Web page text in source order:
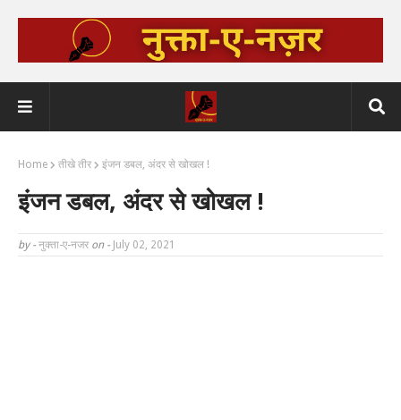
Home तीखे तीर इंजन डबल, अंदर से खोखल !
इंजन डबल, अंदर से खोखल !
by - नुक्ता-ए-नजर on - July 02, 2021